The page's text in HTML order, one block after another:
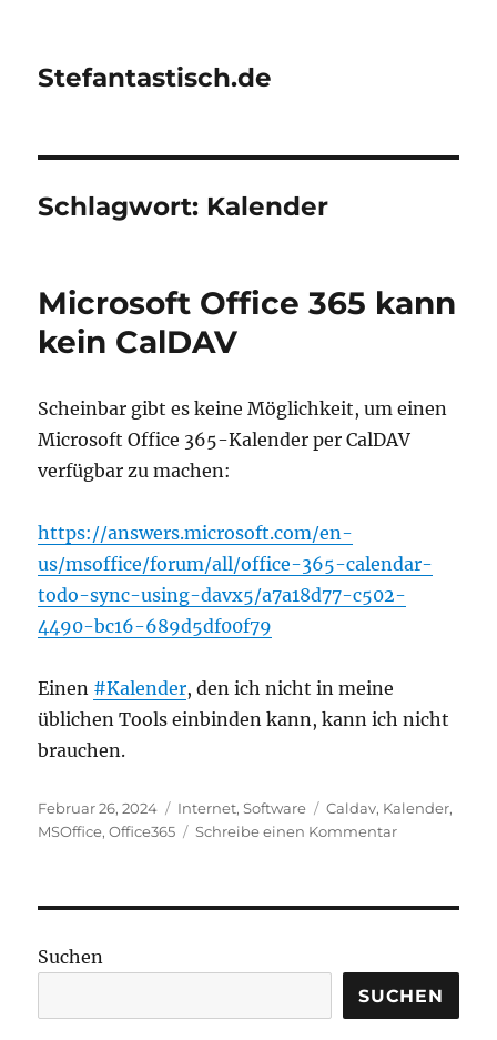
Stefantastisch.de
Schlagwort: Kalender
Microsoft Office 365 kann
kein CalDAV
Scheinbar gibt es keine Möglichkeit, um einen
Microsoft Office 365-Kalender per CalDAV
verfügbar zu machen:
https://answers.microsoft.com/en-
us/msoffice/forum/all/office-365-calendar-
todo-sync-using-davx5/a7a18d77-c502-
4490-bc16-689d5df00f79
Einen #Kalender, den ich nicht in meine
üblichen Tools einbinden kann, kann ich nicht
brauchen.
Veröffentlicht
am
Februar 26, 2024 Kategorien
Internet,Software Schlagwörter
Caldav, Kalender,
MSOffice,Office365 Schreibe einen Kommentarzu
CalDAV
Suchen
SUCHEN